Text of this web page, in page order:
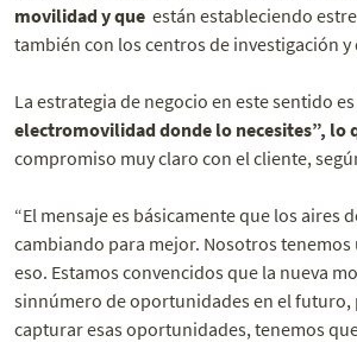
movilidad y que están estableciendo
también con los centros de investigación
La estrategia de negocio en este sentido es
electromovilidad donde lo necesites”, lo
compromiso muy claro con el cliente,
“El mensaje es básicamente que los aires
cambiando para mejor. Nosotros
eso. Estamos convencidos que la nueva
sinnúmero de oportunidades en el futuro,
capturar esas oportunidades, tenemos